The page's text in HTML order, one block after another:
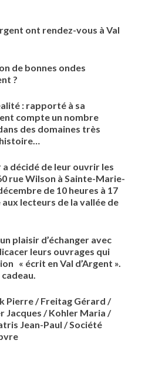
ont rendez-vous à Val
de bonnes ondes
?
: rapporté à sa
compte un nombre
des domaines très
a décidé de leur ouvrir les
rue Wilson à Sainte-Marie-
de 10 heures à 17
lecteurs de la vallée de
plaisir d’échanger avec
leurs ouvrages qui
« écrit en Val d’Argent ».
Pierre / Freitag Gérard /
Jacques / Kohler Maria /
Paul / Société